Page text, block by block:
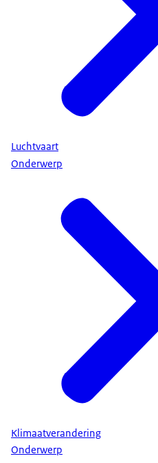
Luchtvaart
Onderwerp
Klimaatverandering
Onderwerp